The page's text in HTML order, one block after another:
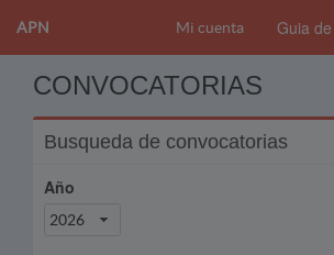
APN Mi cuenta Guia
CONVOCATORIAS
Busqueda de convocatorias
Año
2026